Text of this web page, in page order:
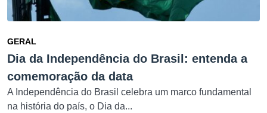
GERAL
Dia da Independência do Brasil: entenda a
comemoração da data
A Independência do Brasil celebra um marco fundamental
na história do país, o Dia da...